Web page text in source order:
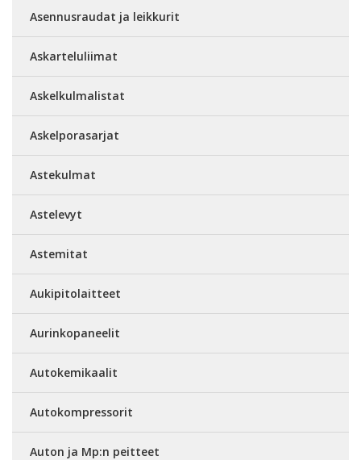
Asennusraudat ja leikkurit
Askarteluliimat
Askelkulmalistat
Askelporasarjat
Astekulmat
Astelevyt
Astemitat
Aukipitolaitteet
Aurinkopaneelit
Autokemikaalit
Autokompressorit
Auton ja Mp:n peitteet